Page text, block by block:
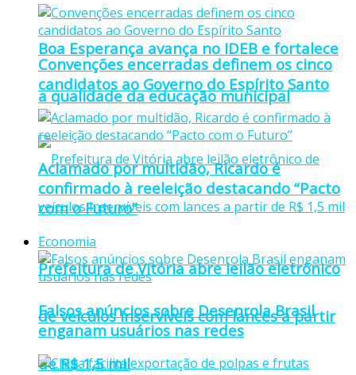
Boa Esperança avança no IDEB e fortalece
a qualidade da educação municipal
Prefeitura de Vitória abre leilão eletrônico
de veículos inservíveis com lances a partir
de R$ 1,5 mil
Convenções encerradas definem os cinco
candidatos ao Governo do Espírito Santo
Aclamado por multidão, Ricardo é
confirmado à reeleição destacando “Pacto
com o Futuro”
Economia
Falsos anúncios sobre Desenrola Brasil
enganam usuários nas redes